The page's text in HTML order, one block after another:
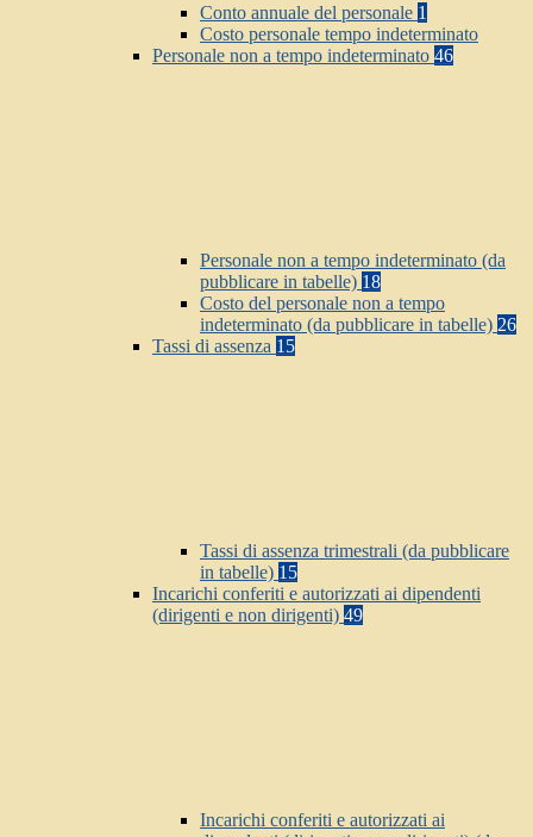
Conto annuale del personale 1
Costo personale tempo indeterminato
Personale non a tempo indeterminato 46
Personale non a tempo indeterminato (da
pubblicare in tabelle) 18
Costo del personale non a tempo
indeterminato (da pubblicare in tabelle) 26
Tassi di assenza 15
Tassi di assenza trimestrali (da pubblicare
in tabelle) 15
Incarichi conferiti e autorizzati ai dipendenti
(dirigenti e non dirigenti) 49
Incarichi conferiti e autorizzati ai